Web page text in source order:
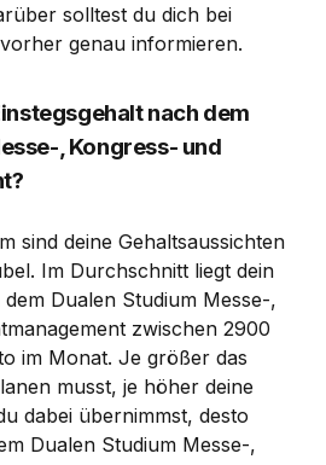
solltest du dich bei
genau informieren.
nach dem
, Kongress- und
sind deine Gehaltsaussichten
Im Durchschnitt liegt dein
Dualen Studium Messe-,
zwischen 2900
im Monat. Je größer das
musst, je höher deine
dabei übernimmst, desto
Dualen Studium Messe-,